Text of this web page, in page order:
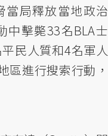
當局釋放當地政治
中擊斃33名BLA士
民人質和4名軍人
區進行搜索行動，